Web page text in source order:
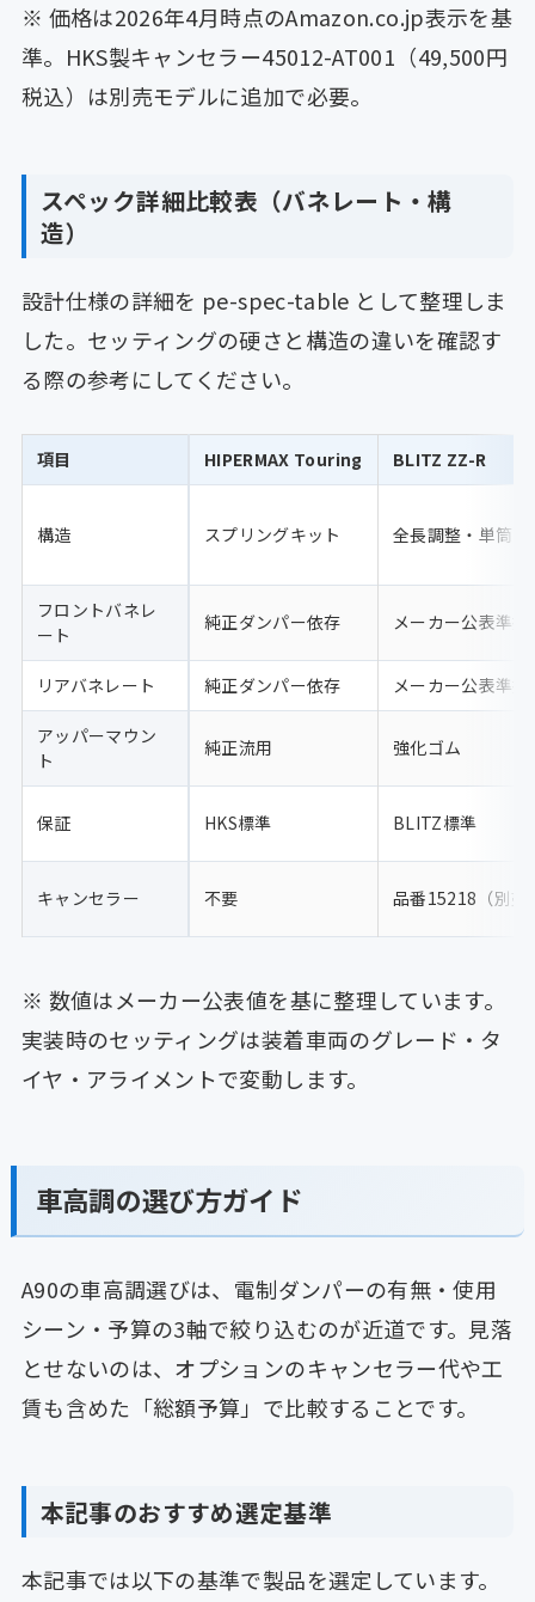
※ 価格は2026年4月時点のAmazon.co.jp表示を基
準。HKS製キャンセラー45012-AT001（49,500円
税込）は別売モデルに追加で必要。
スペック詳細比較表（バネレート・構
造）
設計仕様の詳細を pe-spec-table として整理しま
した。セッティングの硬さと構造の違いを確認す
る際の参考にしてください。
項目 HIPERMAX Touring BLITZ ZZ-R
構造 スプリングキット 全長調整・単筒
フロントバネレ
ート
純正ダンパー依存 メーカー公表準拠
リアバネレート 純正ダンパー依存 メーカー公表準拠
アッパーマウン
ト
純正流用 強化ゴム
保証 HKS標準 BLITZ標準
キャンセラー 不要 品番15218（別売
※ 数値はメーカー公表値を基に整理しています。
実装時のセッティングは装着車両のグレード・タ
イヤ・アライメントで変動します。
車高調の選び方ガイド
A90の車高調選びは、電制ダンパーの有無・使用
シーン・予算の3軸で絞り込むのが近道です。見落
とせないのは、オプションのキャンセラー代や工
賃も含めた「総額予算」で比較することです。
本記事のおすすめ選定基準
本記事では以下の基準で製品を選定しています。